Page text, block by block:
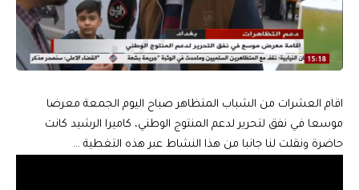
اقام العشرات من الشباب المتظاهر صباح اليوم الجمعة معرضا
موسعا في نفق لتحرير لدعم المنتوج الوطني، كاميرا الرشيد كانت
حاضرة ونقلت لنا جانبا من هذا النشاط عبر هذه التغطية …